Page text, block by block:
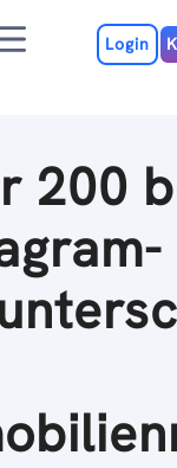
MenuLogin
200